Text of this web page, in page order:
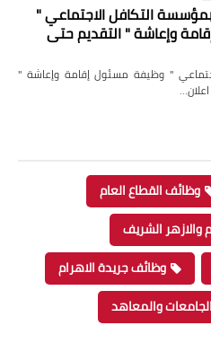
التكافل الاجتماعي "
وإعاشة " التقديم حتى
" وظيفة مسئول إقامة وإعاشة "
وظائف القطاع العام
والازهر الشريف
وظائف جريدة الاهرام
والمعاهد